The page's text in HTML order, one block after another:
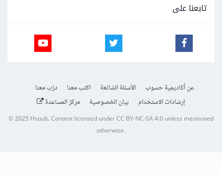
تابعنا على
عن أكاديمية حسوب الأسئلة الشائعة اكتب معنا
درّب معنا
إرشادات الاستخدام
بيان الخصوصية مركز المساعدة
© 2025 Hsoub.Content licensed underCC BY-NC-SA 4.0unless mentioned
otherwise.